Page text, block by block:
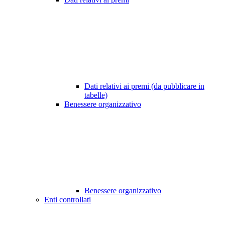
Dati relativi ai premi (da pubblicare in
tabelle)
Benessere organizzativo
Benessere organizzativo
Enti controllati